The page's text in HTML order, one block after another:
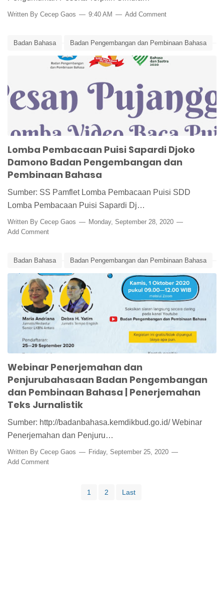
Written By Cecep Gaos 9:40 AM Add Comment
Badan Bahasa Badan Pengembangan dan Pembinaan Bahasa
Lomba Baca Puisi Lomba Pembacaan Puisi
Lomba Pembacaan Puisi Sapardi Djoko
Damono Badan Pengembangan dan
Pembinaan Bahasa
Sumber: SS Pamflet Lomba Pembacaan Puisi SDD
Lomba Pembacaan Puisi Sapardi Dj…
Written By Cecep Gaos
Monday, September 28, 2020
Add Comment
Badan Bahasa Badan Pengembangan dan Pembinaan Bahasa
Edunews Kemendikbud Webinar
Webinar Penerjemahan
Webinar Penerjemahan dan Penjurubahasaan
Webinar Penerjemahan dan
Penjurubahasaan Badan Pengembangan
dan Pembinaan Bahasa | Penerjemahan
Teks Jurnalistik
Sumber: http://badanbahasa.kemdikbud.go.id/ Webinar
Penerjemahan dan Penjuru…
Written By Cecep Gaos
Friday, September 25, 2020
Add Comment
1 2 Last